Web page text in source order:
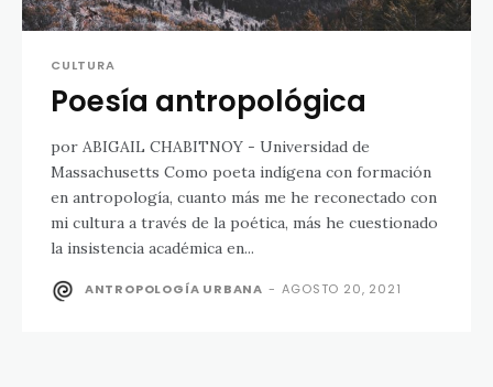
CULTURA
Poesía antropológica
por ABIGAIL CHABITNOY - Universidad de
Massachusetts Como poeta indígena con formación
en antropología, cuanto más me he reconectado con
mi cultura a través de la poética, más he cuestionado
la insistencia académica en...
ANTROPOLOGÍA URBANA - AGOSTO 20, 2021